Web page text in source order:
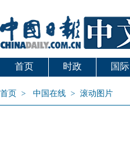
首页 时政 国际
首页 > 中国在线 > 滚动图片